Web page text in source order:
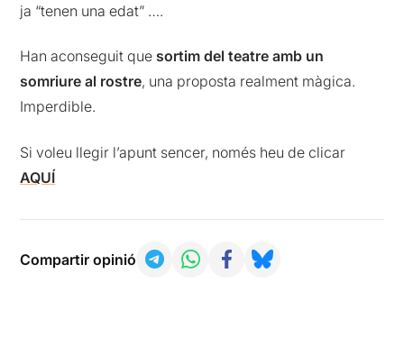
ja “tenen una edat” ….
Han aconseguit que sortim del teatre amb un
somriure al rostre, una proposta realment màgica.
Imperdible.
Si voleu llegir l’apunt sencer, només heu de clicar
AQUÍ
Compartir opinió